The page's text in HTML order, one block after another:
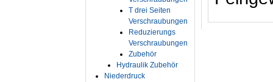
T drei Seiten
Verschraubungen
Reduzierungs
Verschraubungen
Zubehör
Hydraulik Zubehör
Niederdruck